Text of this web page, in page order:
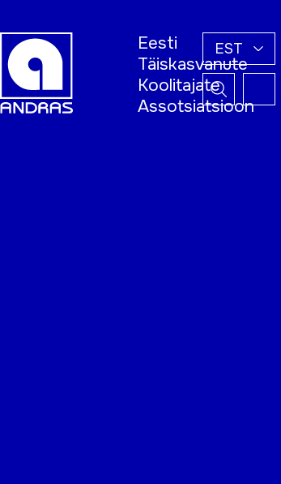
Eesti
Täiskasvanute
Koolitajate
Assotsiatsioon
EST